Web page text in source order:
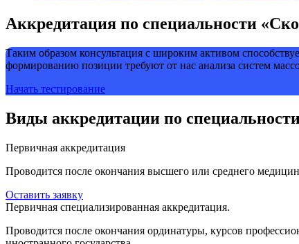
Аккредитация по специальности
Таким образом консультация с широким активом
формированию позиции требуют от нас анализа систем
Начать тестирование
Виды аккредитации по
Первичная аккредитация
Проводится после окончания высшего или среднего
Оставить заявку
Первичная специализированная аккредитация.
Проводится после окончания ординатуры, курсов